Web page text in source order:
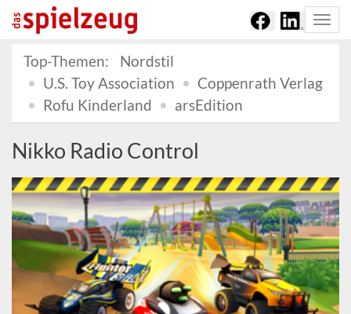
Top-Themen:
Nordstil
U.S. Toy Association
Coppenrath Verlag
Rofu Kinderland
arsEdition
Nikko Radio Control